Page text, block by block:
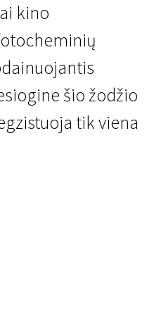
tamsa
kino
šio žodžio
tik viena